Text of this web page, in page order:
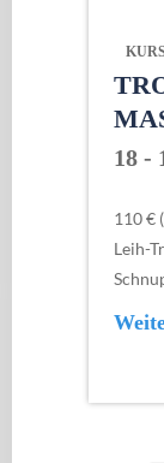
18 -
110 €
Leih-